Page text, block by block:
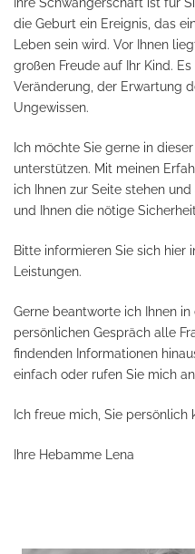
die Geburt ein Ereignis, das
Leben sein wird. Vor Ihnen
großen Freude auf Ihr Kind.
Veränderung, der Erwartung
Ungewissen.
Ich möchte Sie gerne in
unterstützen. Mit meinen
ich Ihnen zur Seite stehen
und Ihnen die nötige
Bitte informieren Sie sich hier
Leistungen.
Gerne beantworte ich Ihnen
persönlichen Gespräch alle
findenden Informationen
einfach oder rufen Sie mich
Ich freue mich, Sie persönlich
Ihre Hebamme Lena